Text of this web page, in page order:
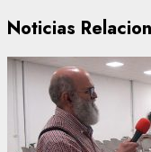
Noticias